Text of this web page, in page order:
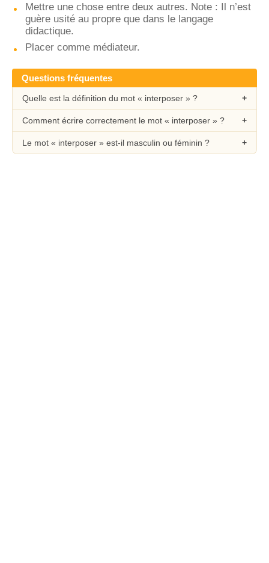
Mettre une chose entre deux autres. Note : Il n’est
guère usité au propre que dans le langage
didactique.
Placer comme médiateur.
Questions fréquentes
Quelle est la définition du mot « interposer » ?
Comment écrire correctement le mot « interposer » ?
Le mot « interposer » est-il masculin ou féminin ?